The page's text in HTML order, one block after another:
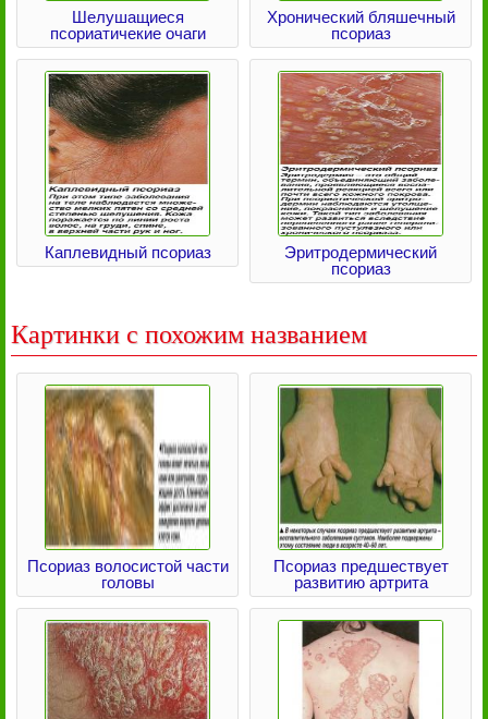
Шелушащиеся
псориатичекие очаги
Хронический бляшечный
псориаз
Каплевидный псориаз
Эритродермический
псориаз
Картинки с похожим названием
Псориаз волосистой части
головы
Псориаз предшествует
развитию артрита